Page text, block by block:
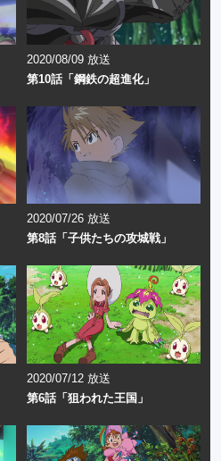
2020/08/09 放送
第10話「鋼鉄の超進化」
2020/07/26 放送
第8話「子供たちの攻城戦」
2020/07/12 放送
第6話「狙われた王国」